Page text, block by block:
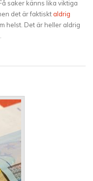
saker känns lika viktiga
det är faktisktaldrig
helst. Det är heller aldrig